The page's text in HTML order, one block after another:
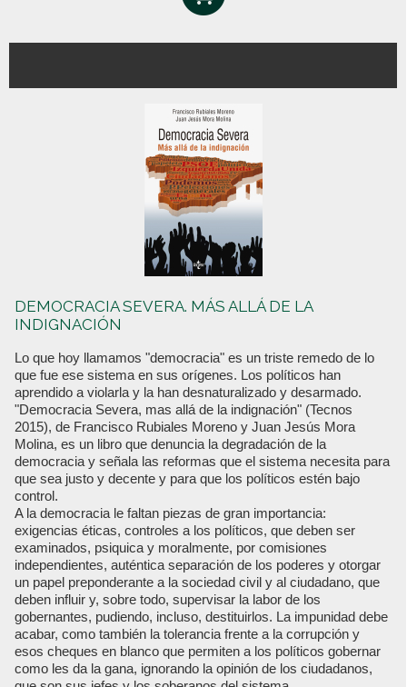
DEMOCRACIA SEVERA. MÁS ALLÁ DE LA
INDIGNACIÓN
Lo que hoy llamamos "democracia" es un triste remedo de lo
que fue ese sistema en sus orígenes. Los políticos han
aprendido a violarla y la han desnaturalizado y desarmado.
"Democracia Severa, mas allá de la indignación" (Tecnos
2015), de Francisco Rubiales Moreno y Juan Jesús Mora
Molina, es un libro que denuncia la degradación de la
democracia y señala las reformas que el sistema necesita para
que sea justo y decente y para que los políticos estén bajo
control.
A la democracia le faltan piezas de gran importancia:
exigencias éticas, controles a los políticos, que deben ser
examinados, psiquica y moralmente, por comisiones
independientes, auténtica separación de los poderes y otorgar
un papel preponderante a la sociedad civil y al ciudadano, que
deben influir y, sobre todo, supervisar la labor de los
gobernantes, pudiendo, incluso, destituirlos. La impunidad debe
acabar, como también la tolerancia frente a la corrupción y
esos cheques en blanco que permiten a los políticos gobernar
como les da la gana, ignorando la opinión de los ciudadanos,